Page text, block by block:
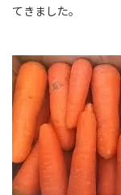
てきました。